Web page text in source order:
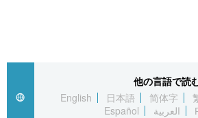
社会
文化
他の言語で読
English
日本語 简体字
Español
العربية